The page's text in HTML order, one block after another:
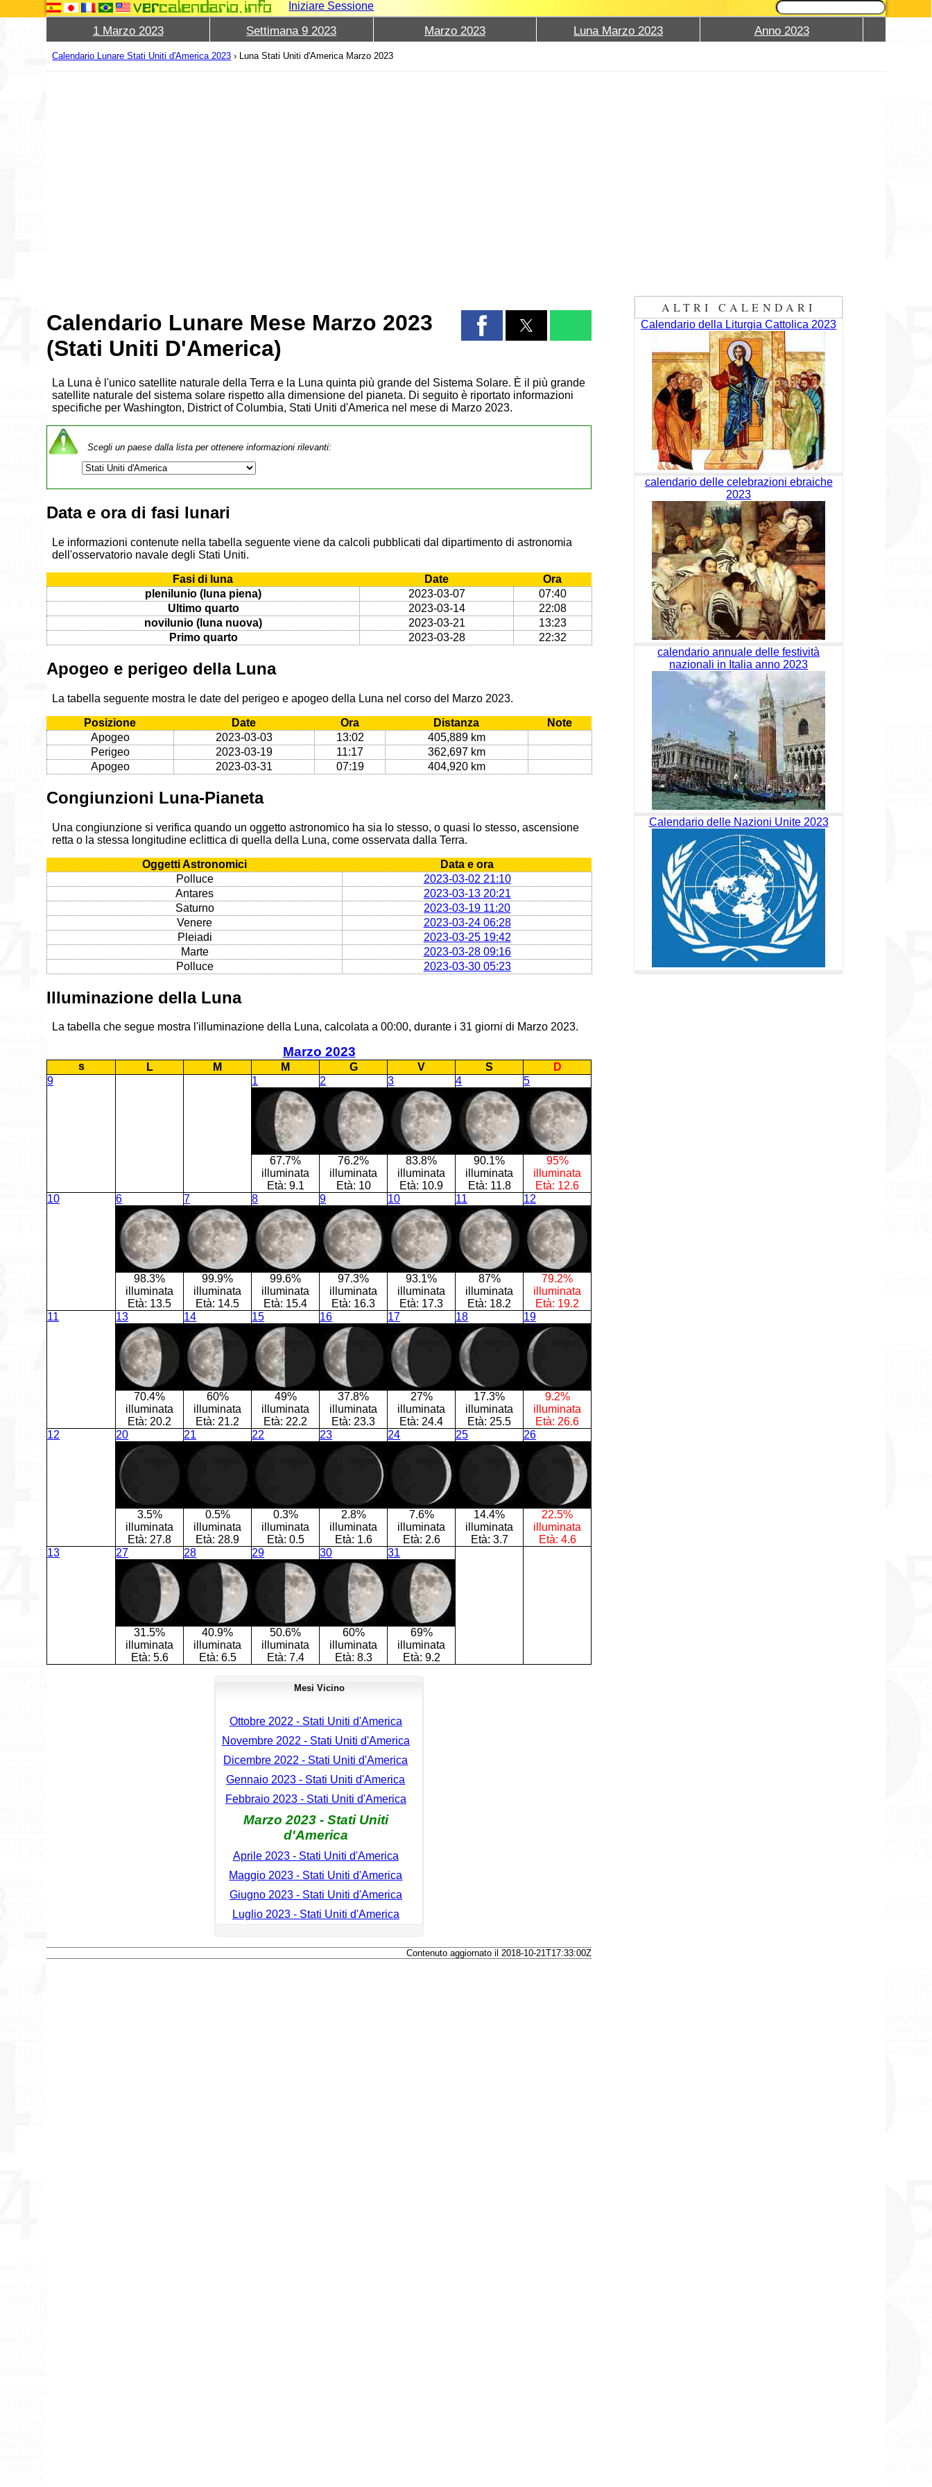
Iniziare Sessione
1 Marzo 2023 Settimana 9 2023 Marzo 2023 Luna Marzo 2023 Anno 2023
Calendario Lunare Stati Uniti d'America 2023 › Luna Stati Uniti d'America Marzo 2023
Calendario Lunare Mese Marzo 2023
(Stati Uniti D'America)
La Luna è l'unico satellite naturale della Terra e la Luna quinta più grande del Sistema Solare. È il più grande
satellite naturale del sistema solare rispetto alla dimensione del pianeta. Di seguito è riportato informazioni
specifiche per Washington, District of Columbia, Stati Uniti d'America nel mese di Marzo 2023.
Scegli un paese dalla lista per ottenere informazioni rilevanti:
Data e ora di fasi lunari
Le informazioni contenute nella tabella seguente viene da calcoli pubblicati dal dipartimento di astronomia
dell'osservatorio navale degli Stati Uniti.
Fasi di luna Date
Ora
plenilunio (luna piena)
2023-03-07
07:40
Ultimo quarto
2023-03-14
22:08
novilunio (luna nuova)
2023-03-21
13:23
Primo quarto
2023-03-28 22:32
Apogeo e perigeo della Luna
La tabella seguente mostra le date del perigeo e apogeo della Luna nel corso del Marzo 2023.
Posizione Date Ora Distanza
Note
Apogeo
2023-03-03 13:02
405,889 km
Perigeo
2023-03-19 11:17
362,697 km
Apogeo
2023-03-31 07:19 404,920 km
Congiunzioni Luna-Pianeta
Una congiunzione si verifica quando un oggetto astronomico ha sia lo stesso, o quasi lo stesso, ascensione
retta o la stessa longitudine eclittica di quella della Luna, come osservata dalla Terra.
Oggetti Astronomici
Data e ora
Polluce
2023-03-02 21:10
Antares
2023-03-13 20:21
Saturno
2023-03-19 11:20
Venere
2023-03-24 06:28
Pleiadi
2023-03-25 19:42
Marte
2023-03-28 09:16
Polluce
2023-03-30 05:23
Illuminazione della Luna
La tabella che segue mostra l'illuminazione della Luna, calcolata a 00:00, durante i 31 giorni di Marzo 2023.
Marzo 2023
s L M M G V S
D
9
1
67.7%
illuminata
Età: 9.1
2
76.2%
illuminata
Età: 10
3
83.8%
illuminata
Età: 10.9
4
90.1%
illuminata
Età: 11.8
5
95%
illuminata
Età: 12.6
10
6
98.3%
illuminata
Età: 13.5
7
99.9%
illuminata
Età: 14.5
8
99.6%
illuminata
Età: 15.4
9
97.3%
illuminata
Età: 16.3
10
93.1%
illuminata
Età: 17.3
11
87%
illuminata
Età: 18.2
12
79.2%
illuminata
Età: 19.2
11
13
70.4%
illuminata
Età: 20.2
14
60%
illuminata
Età: 21.2
15
49%
illuminata
Età: 22.2
16
37.8%
illuminata
Età: 23.3
17
27%
illuminata
Età: 24.4
18
17.3%
illuminata
Età: 25.5
19
9.2%
illuminata
Età: 26.6
12
20
3.5%
illuminata
Età: 27.8
21
0.5%
illuminata
Età: 28.9
22
0.3%
illuminata
Età: 0.5
23
2.8%
illuminata
Età: 1.6
24
7.6%
illuminata
Età: 2.6
25
14.4%
illuminata
Età: 3.7
26
22.5%
illuminata
Età: 4.6
13
27
31.5%
illuminata
Età: 5.6
28
40.9%
illuminata
Età: 6.5
29
50.6%
illuminata
Età: 7.4
30
60%
illuminata
Età: 8.3
31
69%
illuminata
Età: 9.2
Mesi Vicino
Ottobre 2022 - Stati Uniti d'America
Novembre 2022 - Stati Uniti d'America
Dicembre 2022 - Stati Uniti d'America
Gennaio 2023 - Stati Uniti d'America
Febbraio 2023 - Stati Uniti d'America
Marzo 2023 - Stati Uniti
d'America
Aprile 2023 - Stati Uniti d'America
Maggio 2023 - Stati Uniti d'America
Giugno 2023 - Stati Uniti d'America
Luglio 2023 - Stati Uniti d'America
Contenuto aggiornato il 2018-10-21T17:33:00Z
ALTRI CALENDARI
Calendario della Liturgia Cattolica 2023
calendario delle celebrazioni ebraiche
2023
calendario annuale delle festività
nazionali in Italia anno 2023
Calendario delle Nazioni Unite 2023